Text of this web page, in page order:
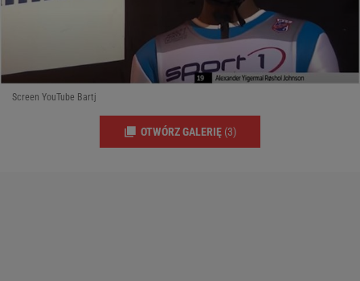
Screen YouTube Bartj
OTWÓRZ GALERIĘ (3)